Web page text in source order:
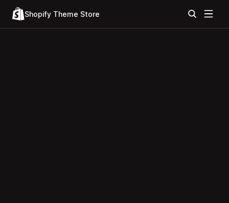
Shopify Theme Store